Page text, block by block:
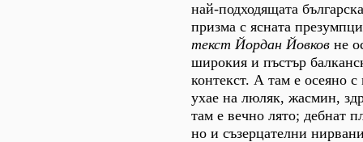
най-подходящата
призма с ясната
текст Йордан Йовков не
широкия и пъстър
контекст. А там е осеяно
ухае на люляк, жасмин,
там е вечно лято; дебнат
но и съзерцателни